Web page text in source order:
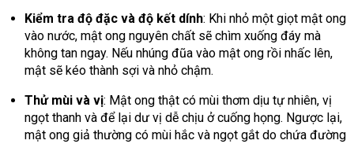
Kiểm tra độ đặc và độ kết dính: Khi nhỏ một giọt mật ong
vào nước, mật ong nguyên chất sẽ chìm xuống đáy mà
không tan ngay. Nếu nhúng đũa vào mật ong rồi nhấc lên,
mật sẽ kéo thành sợi và nhỏ chậm.
Thử mùi và vị: Mật ong thật có mùi thơm dịu tự nhiên, vị
ngọt thanh và để lại dư vị dễ chịu ở cuống họng. Ngược lại,
mật ong giả thường có mùi hắc và ngọt gắt do chứa đường